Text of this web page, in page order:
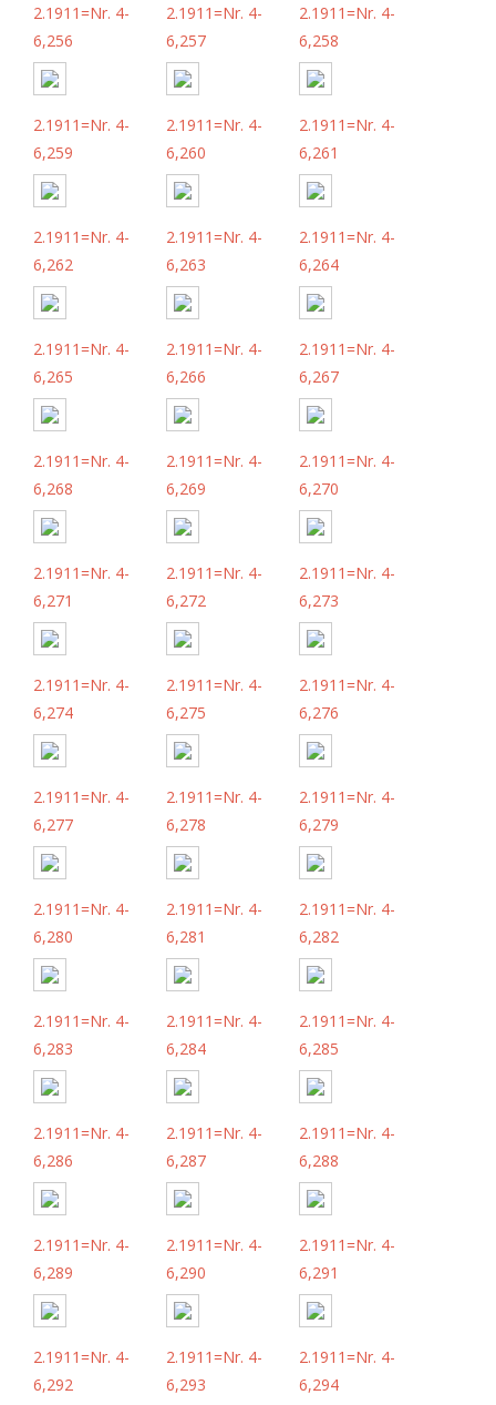
2.1911=Nr. 4-
6,256
2.1911=Nr. 4-
6,257
2.1911=Nr. 4-
6,258
2.1911=Nr. 4-
6,259
2.1911=Nr. 4-
6,260
2.1911=Nr. 4-
6,261
2.1911=Nr. 4-
6,262
2.1911=Nr. 4-
6,263
2.1911=Nr. 4-
6,264
2.1911=Nr. 4-
6,265
2.1911=Nr. 4-
6,266
2.1911=Nr. 4-
6,267
2.1911=Nr. 4-
6,268
2.1911=Nr. 4-
6,269
2.1911=Nr. 4-
6,270
2.1911=Nr. 4-
6,271
2.1911=Nr. 4-
6,272
2.1911=Nr. 4-
6,273
2.1911=Nr. 4-
6,274
2.1911=Nr. 4-
6,275
2.1911=Nr. 4-
6,276
2.1911=Nr. 4-
6,277
2.1911=Nr. 4-
6,278
2.1911=Nr. 4-
6,279
2.1911=Nr. 4-
6,280
2.1911=Nr. 4-
6,281
2.1911=Nr. 4-
6,282
2.1911=Nr. 4-
6,283
2.1911=Nr. 4-
6,284
2.1911=Nr. 4-
6,285
2.1911=Nr. 4-
6,286
2.1911=Nr. 4-
6,287
2.1911=Nr. 4-
6,288
2.1911=Nr. 4-
6,289
2.1911=Nr. 4-
6,290
2.1911=Nr. 4-
6,291
2.1911=Nr. 4-
6,292
2.1911=Nr. 4-
6,293
2.1911=Nr. 4-
6,294